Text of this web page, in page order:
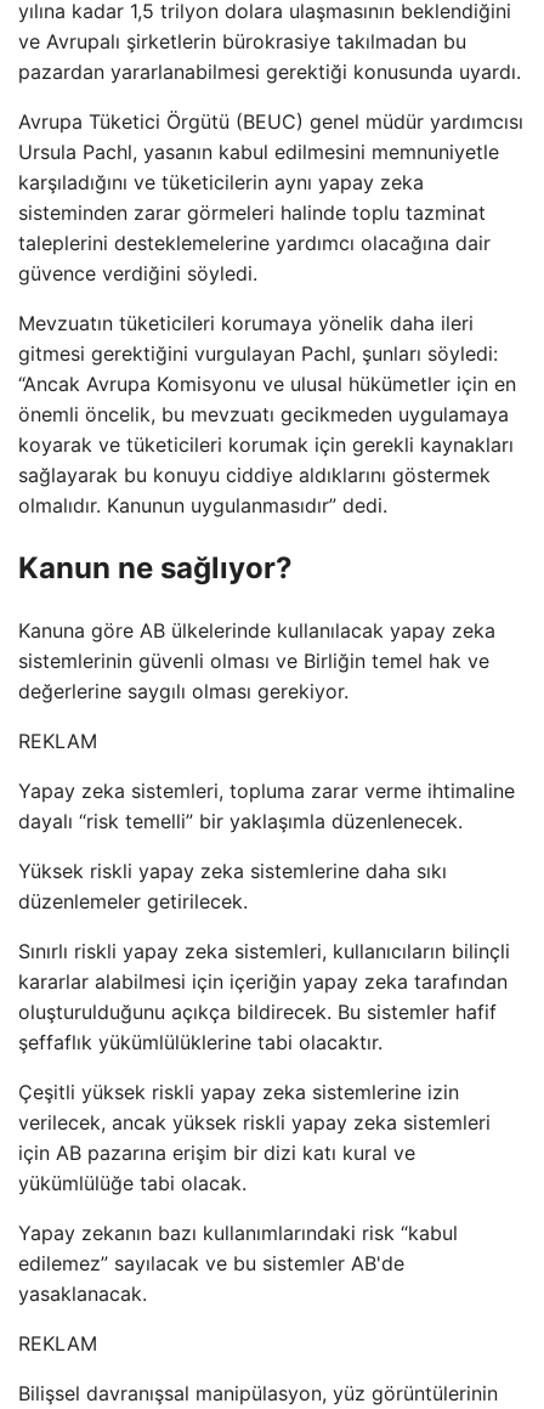
yılına kadar 1,5 trilyon dolara ulaşmasının beklendiğini
ve Avrupalı ​​şirketlerin bürokrasiye takılmadan bu
pazardan yararlanabilmesi gerektiği konusunda uyardı.
Avrupa Tüketici Örgütü (BEUC) genel müdür yardımcısı
Ursula Pachl, yasanın kabul edilmesini memnuniyetle
karşıladığını ve tüketicilerin aynı yapay zeka
sisteminden zarar görmeleri halinde toplu tazminat
taleplerini desteklemelerine yardımcı olacağına dair
güvence verdiğini söyledi.
Mevzuatın tüketicileri korumaya yönelik daha ileri
gitmesi gerektiğini vurgulayan Pachl, şunları söyledi:
“Ancak Avrupa Komisyonu ve ulusal hükümetler için en
önemli öncelik, bu mevzuatı gecikmeden uygulamaya
koyarak ve tüketicileri korumak için gerekli kaynakları
sağlayarak bu konuyu ciddiye aldıklarını göstermek
olmalıdır. Kanunun uygulanmasıdır” dedi.
Kanun ne sağlıyor?
Kanuna göre AB ülkelerinde kullanılacak yapay zeka
sistemlerinin güvenli olması ve Birliğin temel hak ve
değerlerine saygılı olması gerekiyor.
REKLAM
Yapay zeka sistemleri, topluma zarar verme ihtimaline
dayalı “risk temelli” bir yaklaşımla düzenlenecek.
Yüksek riskli yapay zeka sistemlerine daha sıkı
düzenlemeler getirilecek.
Sınırlı riskli yapay zeka sistemleri, kullanıcıların bilinçli
kararlar alabilmesi için içeriğin yapay zeka tarafından
oluşturulduğunu açıkça bildirecek. Bu sistemler hafif
şeffaflık yükümlülüklerine tabi olacaktır.
Çeşitli yüksek riskli yapay zeka sistemlerine izin
verilecek, ancak yüksek riskli yapay zeka sistemleri
için AB pazarına erişim bir dizi katı kural ve
yükümlülüğe tabi olacak.
Yapay zekanın bazı kullanımlarındaki risk “kabul
edilemez” sayılacak ve bu sistemler AB'de
yasaklanacak.
REKLAM
Bilişsel davranışsal manipülasyon, yüz görüntülerinin